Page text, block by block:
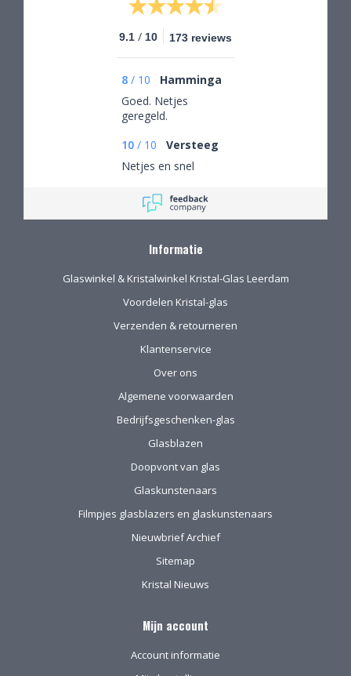
9.1 / 10 173 reviews
8 / 10
Hamminga
Goed. Netjes
geregeld.
10 / 10
Versteeg
Netjes en snel
Informatie
Glaswinkel & Kristalwinkel Kristal-Glas Leerdam
Voordelen Kristal-glas
Verzenden & retourneren
Klantenservice
Over ons
Algemene voorwaarden
Bedrijfsgeschenken-glas
Glasblazen
Doopvont van glas
Glaskunstenaars
Filmpjes glasblazers en glaskunstenaars
Nieuwbrief Archief
Sitemap
Kristal Nieuws
Mijn account
Account informatie